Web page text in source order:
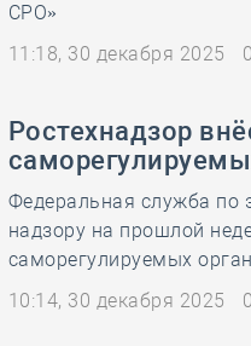
СРО»
11:18, 30 декабря 2025
Ростехнадзор
Федеральная служба по
надзору на прошлой
саморегулируемых
10:14, 30 декабря 2025